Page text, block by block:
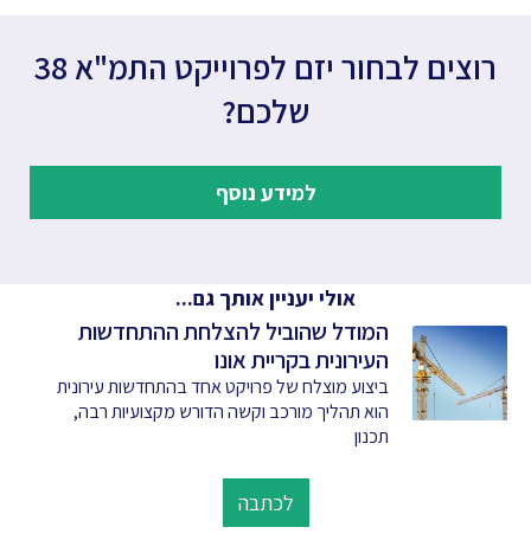
רוצים לבחור יזם לפרוייקט התמ"א 38
שלכם?
למידע נוסף
אולי יעניין אותך גם...
המודל שהוביל להצלחת ההתחדשות
העירונית בקריית אונו
ביצוע מוצלח של פרויקט אחד בהתחדשות עירונית
הוא תהליך מורכב וקשה הדורש מקצועיות רבה,
תכנון
לכתבה